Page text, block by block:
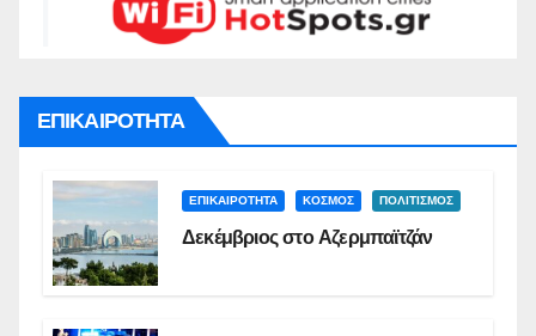
ΕΠΙΚΑΙΡΟΤΗΤΑ
ΕΠΙΚΑΙΡΟΤΗΤΑ ΚΟΣΜΟΣ ΠΟΛΙΤΙΣΜΟΣ
Δεκέμβριος στο Αζερμπαϊτζάν